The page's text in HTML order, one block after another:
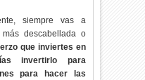
siempre vas a
descabellada o
que inviertes en
invertirlo para
para hacer las